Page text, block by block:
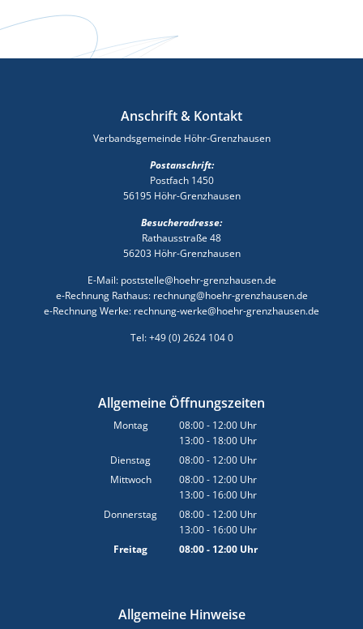
Anschrift & Kontakt
Verbandsgemeinde Höhr-Grenzhausen
Postanschrift:
Postfach 1450
56195 Höhr-Grenzhausen
Besucheradresse:
Rathausstraße 48
56203 Höhr-Grenzhausen
E-Mail: poststelle@hoehr-grenzhausen.de
e-Rechnung Rathaus: rechnung@hoehr-grenzhausen.de
e-Rechnung Werke: rechnung-werke@hoehr-grenzhausen.de
Tel: +49 (0) 2624 104 0
Allgemeine Öffnungszeiten
Montag 08:00- 12:00 Uhr
Von 08:00 bis 12:00 Uhr
13:00- 18:00 Uhr
Von 13:00 bis 18:00 Uhr
Dienstag 08:00- 12:00 Uhr
Von 08:00 bis 12:00 Uhr
Mittwoch 08:00- 12:00 Uhr
Von 08:00 bis 12:00 Uhr
13:00- 16:00 Uhr
Von 13:00 bis 16:00 Uhr
Donnerstag 08:00- 12:00 Uhr
Von 08:00 bis 12:00 Uhr
13:00- 16:00 Uhr
Von 13:00 bis 16:00 Uhr
Freitag 08:00- 12:00Uhr
Allgemeine Hinweise